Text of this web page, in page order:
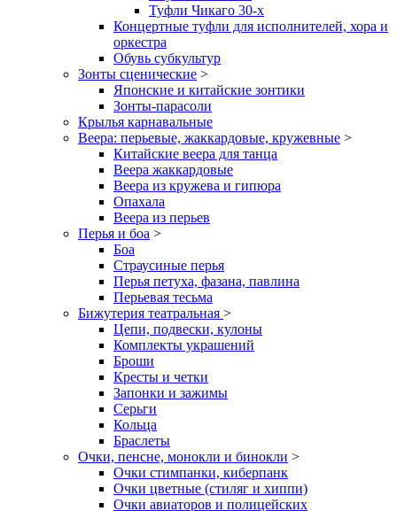
Туфли Чикаго 30-х
Концертные туфли для исполнителей, хора и
оркестра
Обувь субкультур
Зонты сценические >
Японские и китайские зонтики
Зонты-парасоли
Крылья карнавальные
Веера: перьевые, жаккардовые, кружевные >
Китайские веера для танца
Веера жаккардовые
Веера из кружева и гипюра
Опахала
Веера из перьев
Перья и боа >
Боа
Страусиные перья
Перья петуха, фазана, павлина
Перьевая тесьма
Бижутерия театральная >
Цепи, подвески, кулоны
Комплекты украшений
Броши
Кресты и четки
Запонки и зажимы
Серьги
Кольца
Браслеты
Очки, пенсне, монокли и бинокли >
Очки стимпанки, киберпанк
Очки цветные (стиляг и хиппи)
Очки авиаторов и полицейских